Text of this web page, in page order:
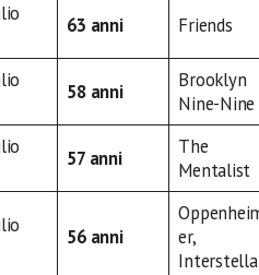
63 anni Friends
58 anni
Brooklyn
Nine-Nine
57 anni
The
Mentalist
56 anni
er,